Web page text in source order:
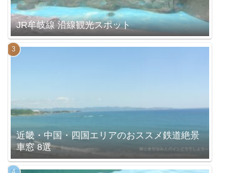
JR牟岐線 沿線観光スポット
近畿・中国・四国エリアのおススメ鉄道絶景
車窓 8選